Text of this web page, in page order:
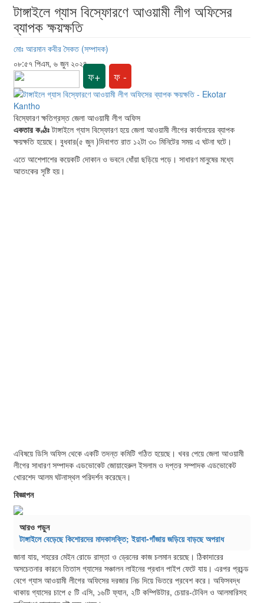
টাঙ্গাইলে গ্যাস বিস্ফোরণে আওয়ামী লীগ অফিসের
ব্যাপক ক্ষয়ক্ষতি
মোঃ আরমান কবীর সৈকত (সম্পাদক)
০৮:৫৭ পিএম, ৬ জুন ২০২৪
ফ+ ফ -
বিস্ফোরণ ক্ষতিগ্রস্ত জেলা আওয়ামী লীগ অফিস
একতার কণ্ঠঃটাঙ্গাইলে গ্যাস বিস্ফোরণ হয়ে জেলা আওয়ামী লীগের কার্যালয়ের ব্যাপক
ক্ষয়ক্ষতি হয়েছে। বুধবার(৫ জুন )দিবাগত রাত ১২টা ৩০ মিনিটের সময় এ ঘটনা ঘটে।
এতে আশেপাশের কয়েকটি দোকান ও ভবনে ধোঁয়া ছড়িয়ে পড়ে। সাধারণ মানুষের মধ্যে
আতংকের সৃষ্টি হয়।
এবিষয়ে ডিসি অফিস থেকে একটি তদন্ত কমিটি গঠিত হয়েছে। খবর পেয়ে জেলা আওয়ামী
লীগের সাধারণ সম্পাদক এডভোকেট জোয়াহেরুল ইসলাম ও দপ্তর সম্পাদক এডভোকেট
খোরশেদ আলম ঘটনাস্থল পরিদর্শন করেছেন।
বিজ্ঞাপন
আরও পড়ুন
টাঙ্গাইলে বেড়েছে কিশোরদের মাদকাসক্তি; ইয়াবা-গাঁজায় জড়িয়ে বাড়ছে অপরাধ
জানা যায়, শহরের মেইন রোডে রাস্তা ও ড্রেনের কাজ চলমান রয়েছে। ঠিকাদারের
অসচেতনার কারনে তিতাস গ্যাসের সঞ্চালন লাইনের প্রধান পাইপ ফেটে যায়। এরপর প্রচন্ড
বেগে গ্যাস আওয়ামী লীগের অফিসের দরজার নিচ দিয়ে ভিতরে প্রবেশ করে। অফিসবদ্ধ
থাকায় গ্যাসের চাপে ৫ টি এসি, ১৬টি ফ্যান, ২টি কম্পিউটার, চেয়ার-টেবিল ও আলমারিসহ